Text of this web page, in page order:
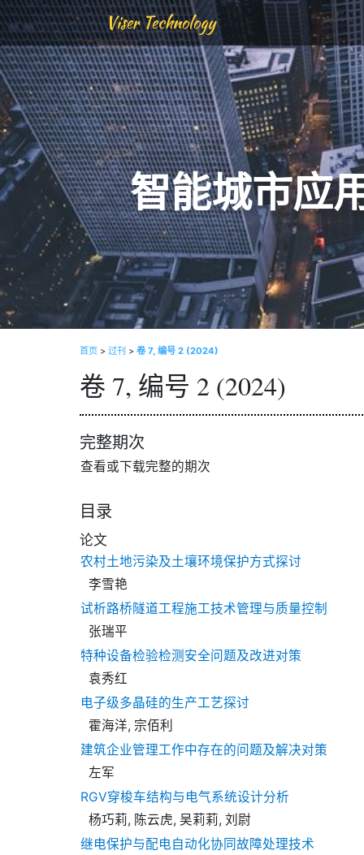
Viser Technology
智能城市应
首页 > 过刊 > 卷 7, 编号 2 (2024)
卷 7, 编号 2 (2024)
完整期次
查看或下载完整的期次
目录
论文
农村土地污染及土壤环境保护方式探讨
李雪艳
试析路桥隧道工程施工技术管理与质量控制
张瑞平
特种设备检验检测安全问题及改进对策
袁秀红
电子级多晶硅的生产工艺探讨
霍海洋, 宗佰利
建筑企业管理工作中存在的问题及解决对策
左军
RGV穿梭车结构与电气系统设计分析
杨巧莉, 陈云虎, 吴莉莉, 刘尉
继电保护与配电自动化协同故障处理技术